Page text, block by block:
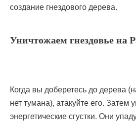
создание гнездового дерева.
Уничтожаем гнездовье на
Когда вы доберетесь до дерева
нет тумана), атакуйте его. Затем
энергетические сгустки. Они